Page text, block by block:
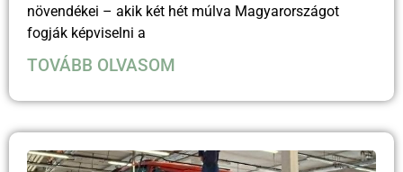
növendékei – akik két hét múlva Magyarországot
fogják képviselni a
TOVÁBB OLVASOM